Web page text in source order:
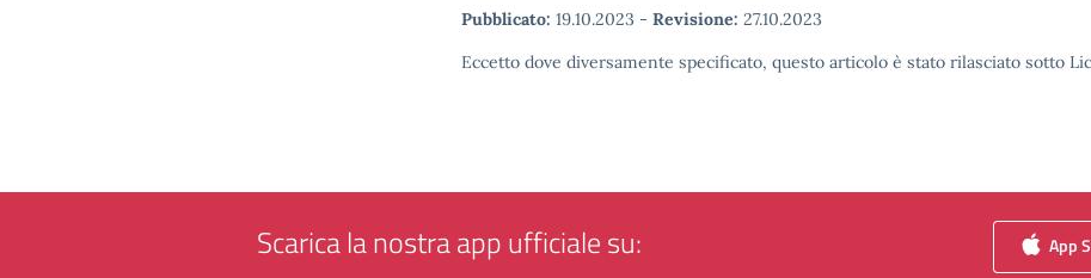
Pubblicato: 19.10.2023 - Revisione: 27.10.2023
Eccetto dove diversamente specificato, questo articolo è stato rilasciato sotto
Scarica la nostra app ufficiale su: App